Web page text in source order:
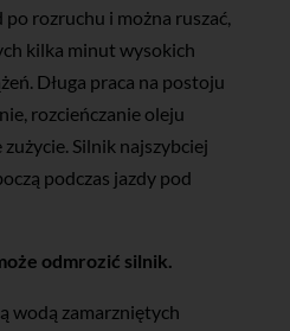
rozruchu i można ruszać,
kilka minut wysokich
Długa praca na postoju
rozcieńczanie oleju
Silnik najszybciej
podczas jazdy pod
odmrozić silnik.
wodą zamarzniętych